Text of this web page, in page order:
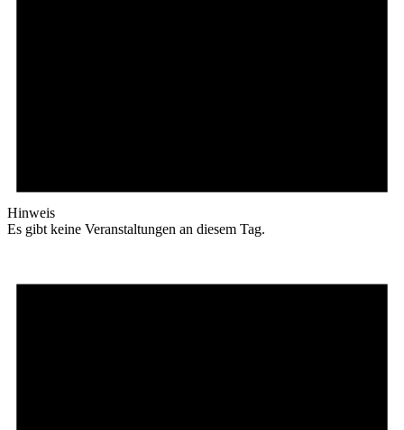
Hinweis
Es gibt keine Veranstaltungen an diesem Tag.